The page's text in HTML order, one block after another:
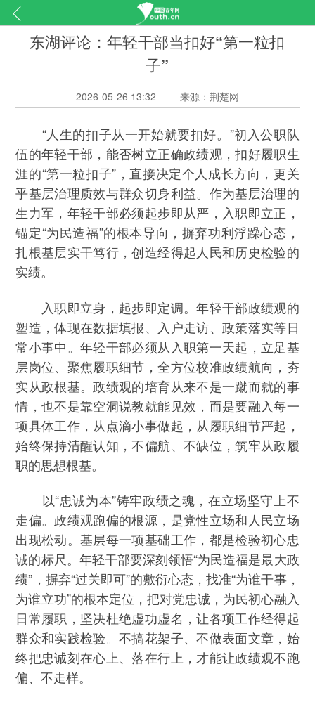
东湖评论：年轻干部当扣好“第一粒扣
子”
2026-05-26 13:32 来源：荆楚网
“人生的扣子从一开始就要扣好。”初入公职队
伍的年轻干部，能否树立正确政绩观，扣好履职生
涯的“第一粒扣子”，直接决定个人成长方向，更关
乎基层治理质效与群众切身利益。作为基层治理的
生力军，年轻干部必须起步即从严，入职即立正，
锚定“为民造福”的根本导向，摒弃功利浮躁心态，
扎根基层实干笃行，创造经得起人民和历史检验的
实绩。
入职即立身，起步即定调。年轻干部政绩观的
塑造，体现在数据填报、入户走访、政策落实等日
常小事中。年轻干部必须从入职第一天起，立足基
层岗位、聚焦履职细节，全方位校准政绩航向，夯
实从政根基。政绩观的培育从来不是一蹴而就的事
情，也不是靠空洞说教就能见效，而是要融入每一
项具体工作，从点滴小事做起，从履职细节严起，
始终保持清醒认知，不偏航、不缺位，筑牢从政履
职的思想根基。
以“忠诚为本”铸牢政绩之魂，在立场坚守上不
走偏。政绩观跑偏的根源，是党性立场和人民立场
出现松动。基层每一项基础工作，都是检验初心忠
诚的标尺。年轻干部要深刻领悟“为民造福是最大政
绩”，摒弃“过关即可”的敷衍心态，找准“为谁干事，
为谁立功”的根本定位，把对党忠诚，为民初心融入
日常履职，坚决杜绝虚功虚名，让各项工作经得起
群众和实践检验。不搞花架子、不做表面文章，始
终把忠诚刻在心上、落在行上，才能让政绩观不跑
偏、不走样。